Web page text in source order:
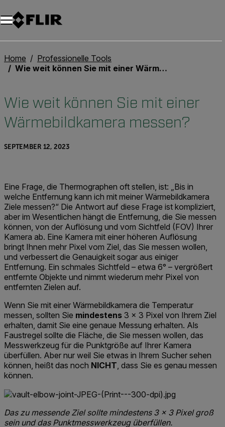
Unread messages
Modell
Entfernen
Elemente
Element
In den Warenkorb
Im Warenkorb
Home
Professionelle Tools
Wie weit können Sie mit einer Wärmebildkamera messen?
Wie weit können Sie mit einer
Wärmebildkamera messen?
SEPTEMBER 12, 2023
Eine Frage, die Thermographen oft stellen, ist: „Bis in
welche Entfernung kann ich mit meiner Wärmebildkamera
Ziele messen?“ Die Antwort auf diese Frage ist kompliziert,
aber im Wesentlichen hängt die Entfernung, die Sie messen
können, von der Auflösung und vom Sichtfeld (FOV) Ihrer
Kamera ab. Eine Kamera mit einer höheren Auflösung
bringt Ihnen mehr Pixel vom Ziel, das Sie messen wollen,
und verbessert die Genauigkeit sogar aus einiger
Entfernung. Ein schmales Sichtfeld – etwa 6° – vergrößert
entfernte Objekte und nimmt wiederum mehr Pixel von
entfernten Zielen auf.
Wenn Sie mit einer Wärmebildkamera die Temperatur
messen, sollten Sie mindestens 3 × 3 Pixel von Ihrem Ziel
erhalten, damit Sie eine genaue Messung erhalten. Als
Faustregel sollte die Fläche, die Sie messen wollen, das
Messwerkzeug für die Punktgröße auf Ihrer Kamera
überfüllen. Aber nur weil Sie etwas in Ihrem Sucher sehen
können, heißt das noch NICHT, dass Sie es genau messen
können.
Das zu messende Ziel sollte mindestens 3 × 3 Pixel groß
sein und das Punktmesswerkzeug überfüllen.